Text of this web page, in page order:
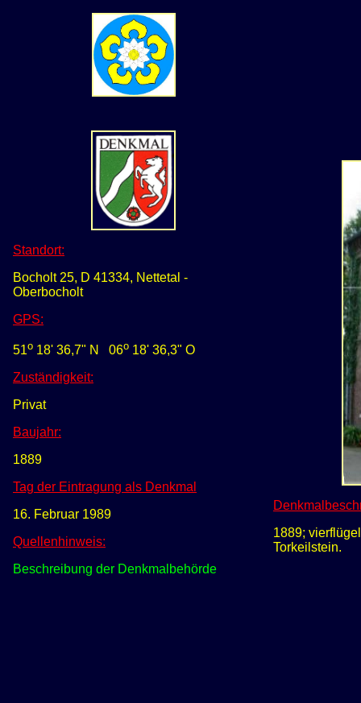
Standort:
Bocholt 25, D 41334, Nettetal -
Oberbocholt
GPS:
51o 18' 36,7" N 06o 18' 36,3" O
Zuständigkeit:
Privat
Baujahr:
1889
Tag der Eintragung als Denkmal
16. Februar 1989
Quellenhinweis:
Beschreibung der Denkmalbehörde
1889;
Torkeilstein.